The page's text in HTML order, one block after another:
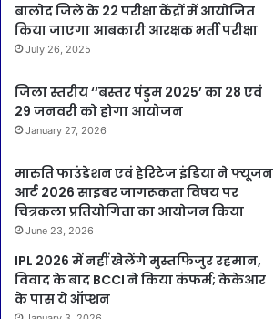
बालोद जिले के 22 परीक्षा केंद्रों में आयोजित
किया जाएगा आबकारी आरक्षक भर्ती परीक्षा
July 26, 2025
जिला स्तरीय ‘‘बस्तर पंडुम 2025’ का 28 एवं
29 जनवरी को होगा आयोजन
January 27, 2026
मारुति फाउंडेशन एवं हेरिटेज इंडिया ने फ्यूजन
आर्ट 2026 साइबर जागरूकता विषय पर
चित्रकला प्रतियोगिता का आयोजन किया
June 23, 2026
IPL 2026 में नहीं खेलेंगे मुस्तफिजुर रहमान,
विवाद के बाद BCCI ने किया कंफर्म; केकेआर
के पास ये ऑप्शन